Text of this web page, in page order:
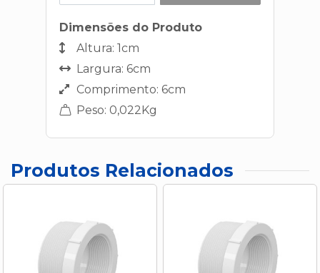
Dimensões do Produto
Altura: 1cm
Largura: 6cm
Comprimento: 6cm
Peso: 0,022Kg
Produtos Relacionados